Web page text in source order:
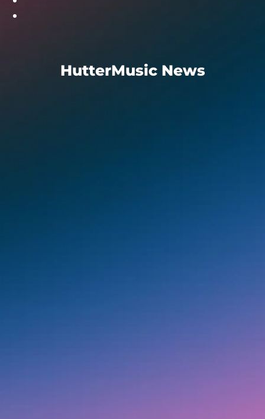
HutterMusic News